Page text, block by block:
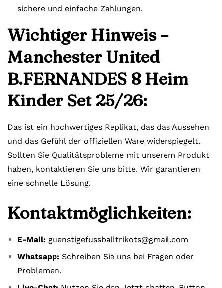
sichere und einfache Zahlungen.
Wichtiger Hinweis –
Manchester United
B.FERNANDES 8 Heim
Kinder Set 25/26:
Das ist ein hochwertiges Replikat, das das Aussehen
und das Gefühl der offiziellen Ware widerspiegelt.
Sollten Sie Qualitätsprobleme mit unserem Produkt
haben, kontaktieren Sie uns bitte. Wir garantieren
eine schnelle Lösung.
Kontaktmöglichkeiten:
E-Mail: guenstigefussballtrikots@gmail.com
Whatsapp: Schreiben Sie uns bei Fragen oder
Problemen.